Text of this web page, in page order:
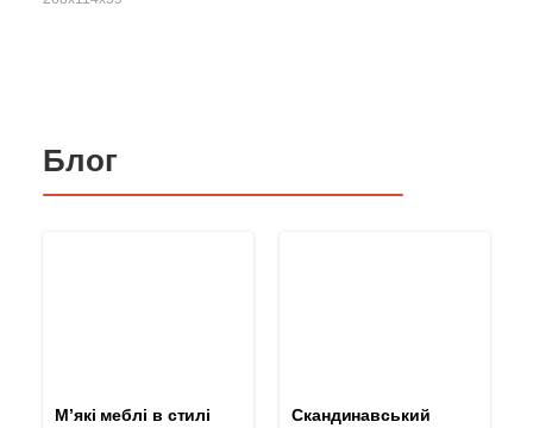
Блог
М’які меблі в стилі
Скандинавський